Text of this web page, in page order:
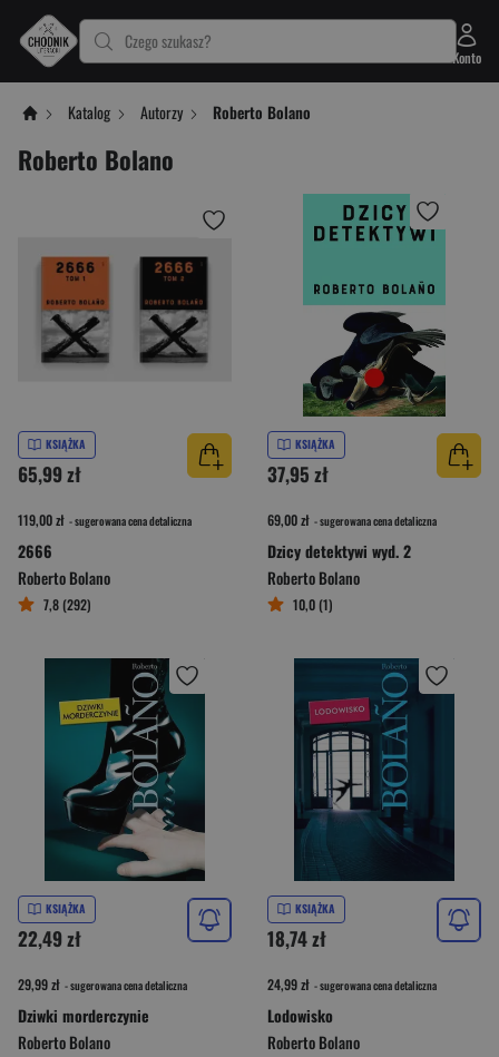
Czego szukasz?
Konto
Katalog Autorzy Roberto Bolano
Roberto Bolano
KSIĄŻKA
65,99 zł
119,00 zł - sugerowana cena detaliczna
2666
Roberto Bolano
7,8 (292)
KSIĄŻKA
37,95 zł
69,00 zł - sugerowana cena detaliczna
Dzicy detektywi wyd. 2
Roberto Bolano
10,0 (1)
KSIĄŻKA
22,49 zł
29,99 zł - sugerowana cena detaliczna
Dziwki morderczynie
Roberto Bolano
KSIĄŻKA
18,74 zł
24,99 zł - sugerowana cena detaliczna
Lodowisko
Roberto Bolano